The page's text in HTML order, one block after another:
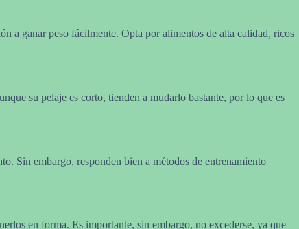
a ganar peso fácilmente. Opta por alimentos de alta calidad, ricos
su pelaje es corto, tienden a mudarlo bastante, por lo que es
Sin embargo, responden bien a métodos de entrenamiento
en forma. Es importante, sin embargo, no excederse, ya que